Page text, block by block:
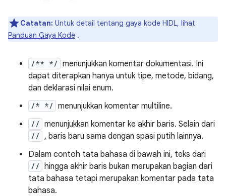
Catatan: Untuk detail tentang gaya kode HIDL, lihat
Panduan Gaya Kode .
/** */ menunjukkan komentar dokumentasi. Ini
dapat diterapkan hanya untuk tipe, metode, bidang,
dan deklarasi nilai enum.
/* */ menunjukkan komentar multiline.
// menunjukkan komentar ke akhir baris. Selain dari
// , baris baru sama dengan spasi putih lainnya.
Dalam contoh tata bahasa di bawah ini, teks dari
// hingga akhir baris bukan merupakan bagian dari
tata bahasa tetapi merupakan komentar pada tata
bahasa.